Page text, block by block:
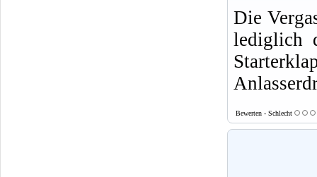
Die
lediglich
Bewerten - Schlecht